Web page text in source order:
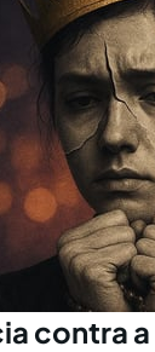
contra